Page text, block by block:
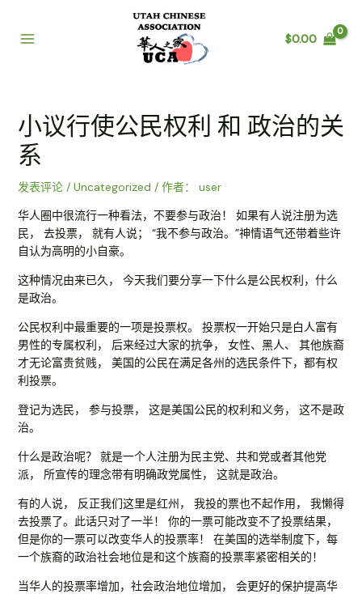
$0.00
小议行使公民权利 和 政治的关
系
发表评论 / Uncategorized / 作者：
user
华人圈中很流行一种看法，不要参与政治！ 如果有人说注册为选
民， 去投票， 就有人说； “我不参与政治。”神情语气还带着些许
自认为高明的小自豪。
这种情况由来已久， 今天我们要分享一下什么是公民权利，什么
是政治。
公民权利中最重要的一项是投票权。 投票权一开始只是白人富有
男性的专属权利， 后来经过大家的抗争， 女性、黑人、 其他族裔
才无论富贵贫贱， 美国的公民在满足各州的选民条件下，都有权
利投票。
登记为选民， 参与投票， 这是美国公民的权利和义务， 这不是政
治。
什么是政治呢？ 就是一个人注册为民主党、共和党或者其他党
派， 所宣传的理念带有明确政党属性， 这就是政治。
有的人说， 反正我们这里是红州， 我投的票也不起作用， 我懒得
去投票了。此话只对了一半！ 你的一票可能改变不了投票结果，
但是你的一票可以改变华人的投票率！ 在美国的选举制度下， 每
一个族裔的政治社会地位是和这个族裔的投票率紧密相关的！
当华人的投票率增加，社会政治地位增加， 会更好的保护提高华